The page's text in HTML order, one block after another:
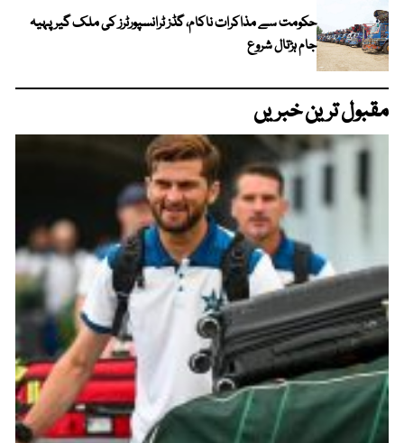
حکومت سے مذاکرات ناکام، گڈز ٹرانسپورٹرز کی ملک گیر پہیہ
جام ہڑتال شروع
مقبول ترین خبریں